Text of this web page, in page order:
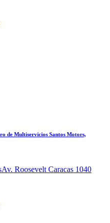
de Multiservicios Santos Motors,
Roosevelt Caracas 1040